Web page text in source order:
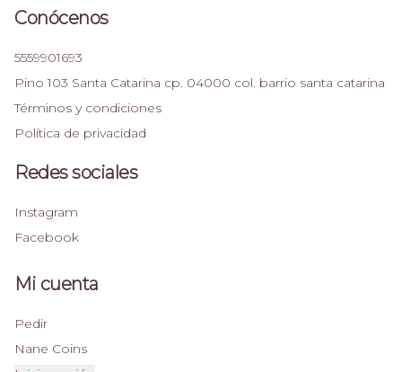
Conócenos
5559901693
Pino 103 Santa Catarina cp. 04000 col. barrio santa catarina
Términos y condiciones
Política de privacidad
Redes sociales
Instagram
Facebook
Mi cuenta
Pedir
Nane Coins